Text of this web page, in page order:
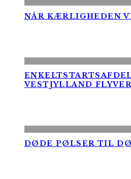
NÅR KÆRLIGHEDEN
VESTJYLLAND
DØDE PØLSER TIL